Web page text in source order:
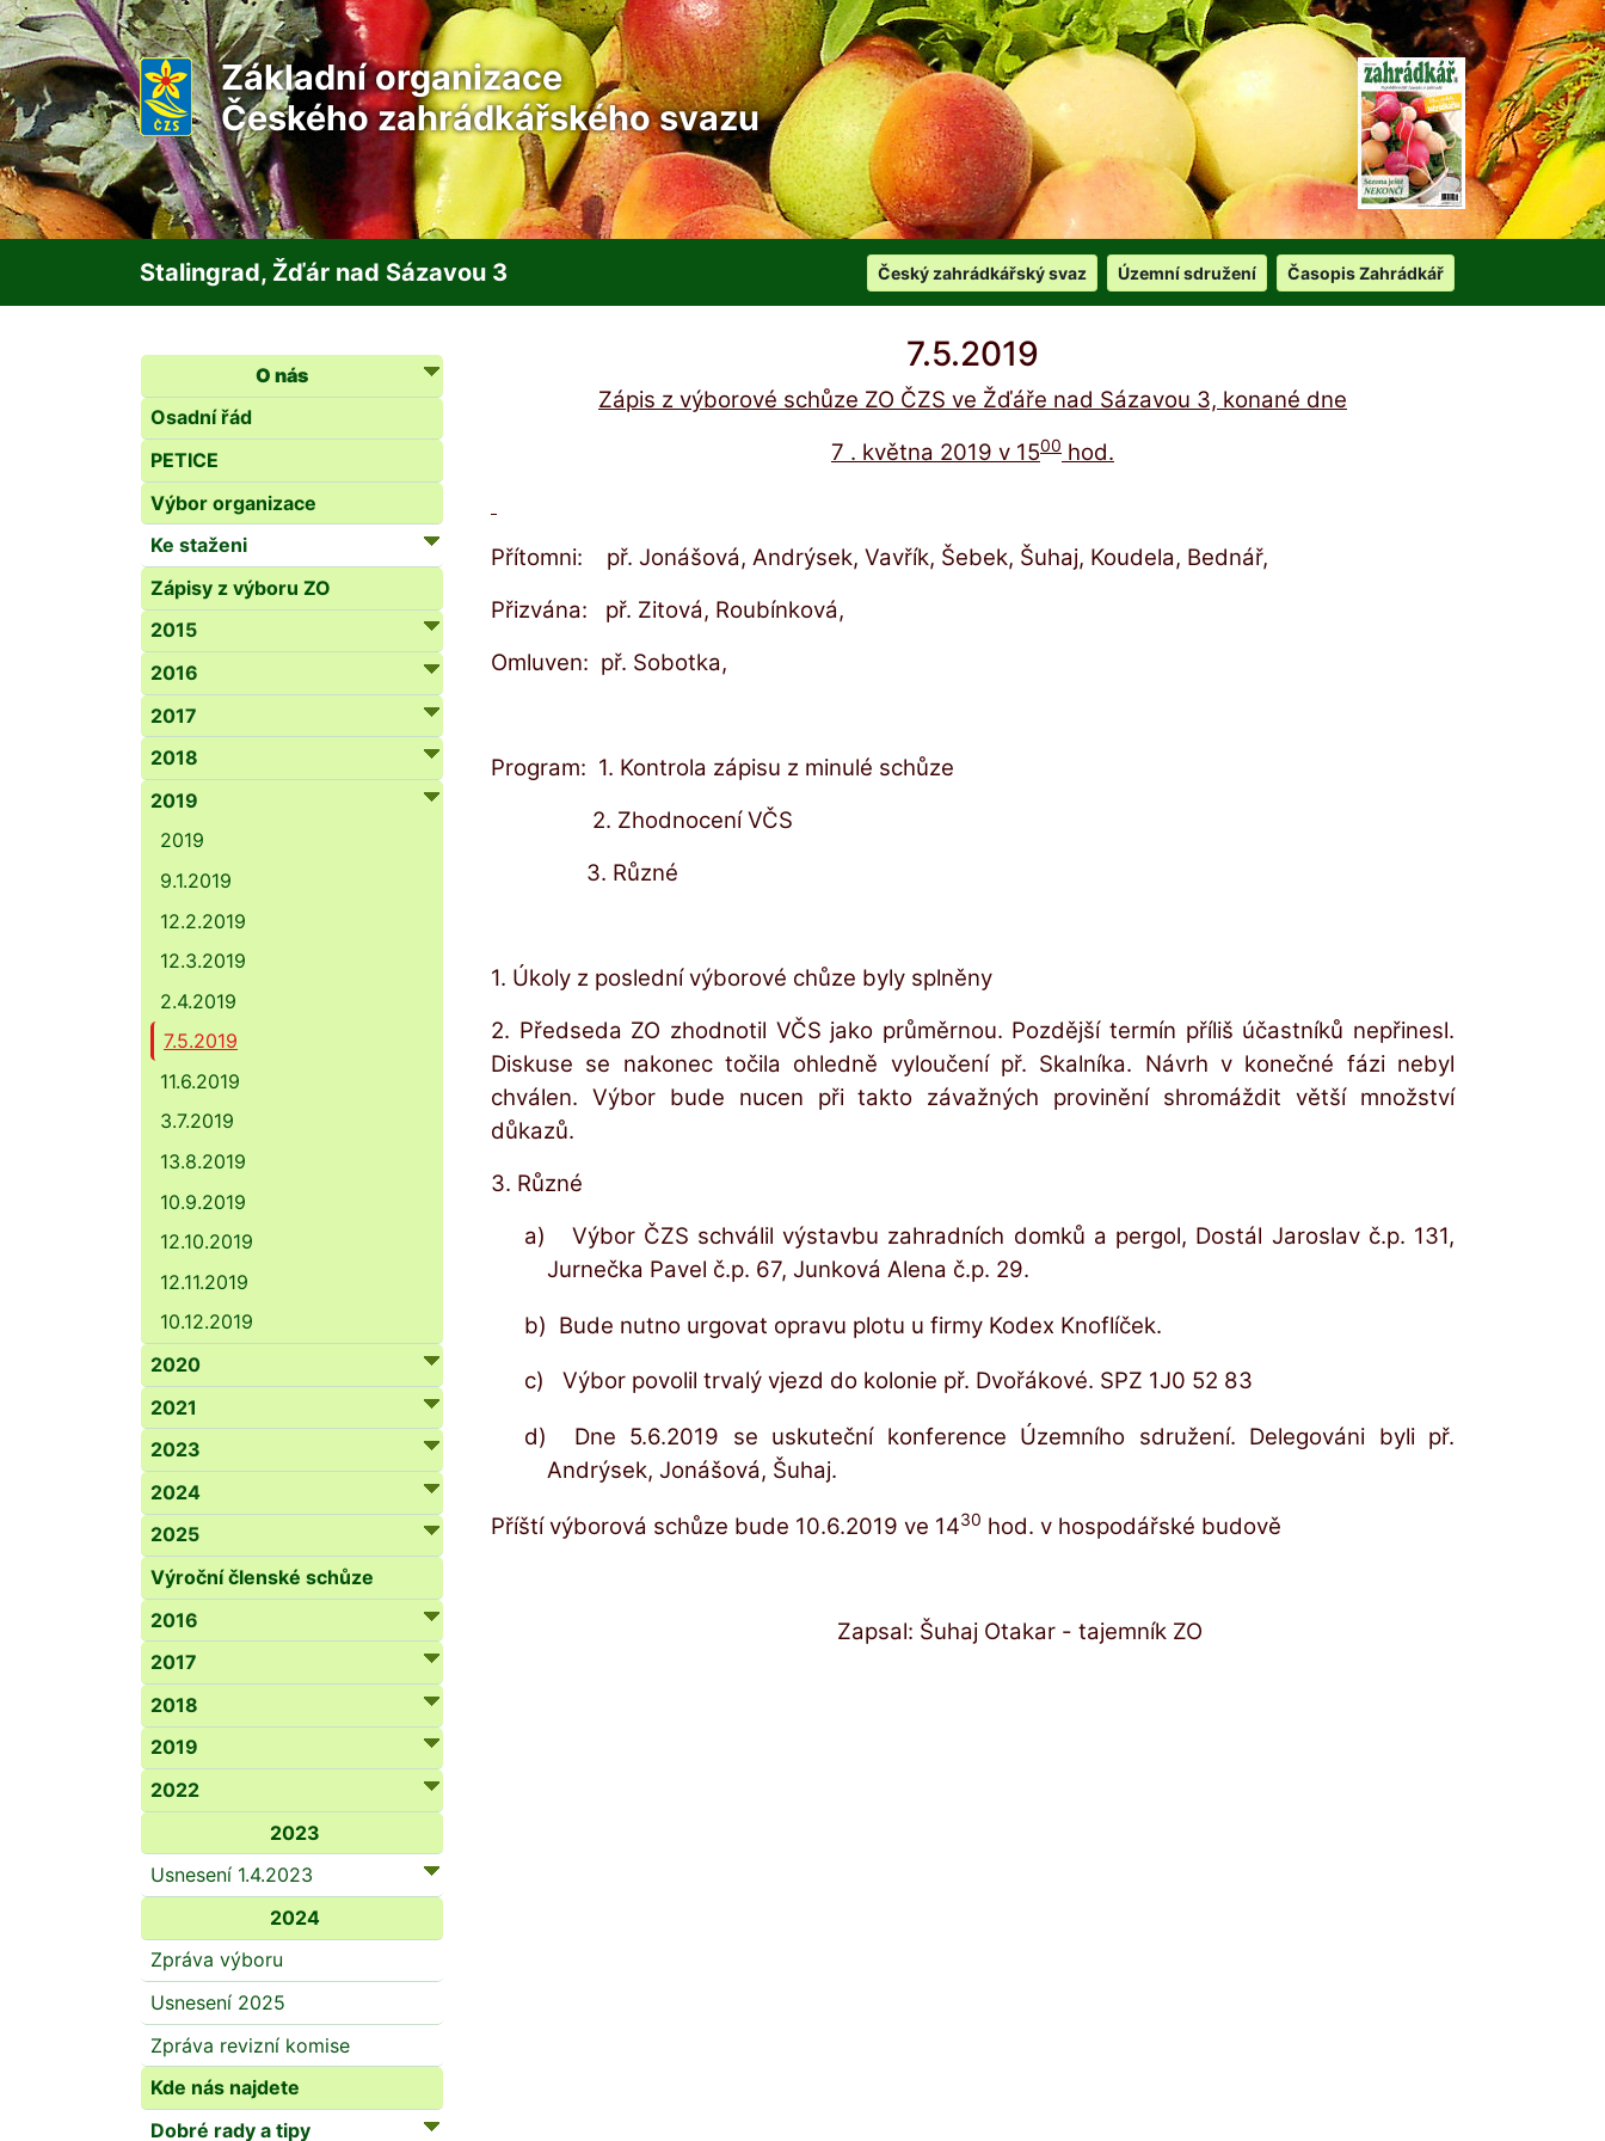
Základní organizace
Českého zahrádkářského svazu
Stalingrad, Žďár nad Sázavou 3 Český zahrádkářský svaz Územní sdružení Časopis Zahrádkář
O nás
Osadní řád
PETICE
Výbor organizace
Ke staženi
Zápisy z výboru ZO
2015
2016
2017
2018
2019
2019
9.1.2019
12.2.2019
12.3.2019
2.4.2019
7.5.2019
11.6.2019
3.7.2019
13.8.2019
10.9.2019
12.10.2019
12.11.2019
10.12.2019
2020
2021
2023
2024
2025
Výroční členské schůze
2016
2017
2018
2019
2022
2023
Usnesení 1.4.2023
2024
Zpráva výboru
Usnesení 2025
Zpráva revizní komise
Kde nás najdete
Dobré rady a tipy
7.5.2019
Zápis z výborové schůze ZO ČZS ve Žďáře nad Sázavou 3, konané dne
7 . května 2019 v 1500 hod.
Přítomni:
př. Jonášová, Andrýsek, Vavřík, Šebek, Šuhaj, Koudela, Bednář,
Přizvána:
př. Zitová, Roubínková,
Omluven: př. Sobotka,
Program: 1. Kontrola zápisu z minulé schůze
2. Zhodnocení VČS
3. Různé
1. Úkoly z poslední výborové chůze byly splněny
2. Předseda ZO zhodnotil VČS jako průměrnou. Pozdější termín příliš účastníků nepřinesl.
Diskuse se nakonec točila ohledně vyloučení př. Skalníka. Návrh v konečné fázi nebyl
chválen. Výbor bude nucen při takto závažných provinění shromáždit větší množství
důkazů.
3. Různé
a)
Výbor ČZS schválil výstavbu zahradních domků a pergol, Dostál Jaroslav č.p. 131,
Jurnečka Pavel č.p. 67, Junková Alena č.p. 29.
b) Bude nutno urgovat opravu plotu u firmy Kodex Knoflíček.
c) Výbor povolil trvalý vjezd do kolonie př. Dvořákové. SPZ 1J0 52 83
d)
Dne 5.6.2019 se uskuteční konference Územního sdružení. Delegováni byli př.
Andrýsek, Jonášová, Šuhaj.
Příští výborová schůze bude 10.6.2019 ve 1430 hod. v hospodářské budově
Zapsal: Šuhaj Otakar - tajemník ZO